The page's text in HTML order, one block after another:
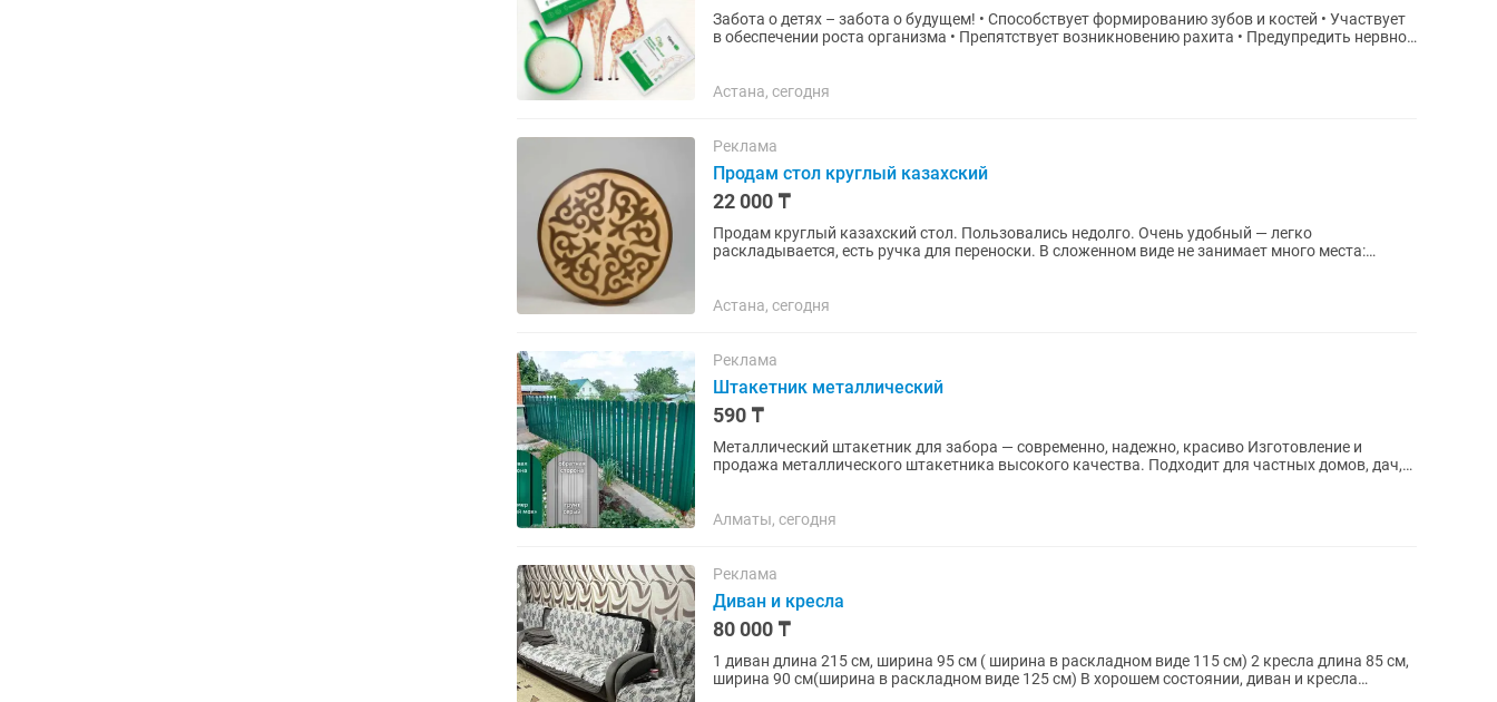
Забота о детях – забота о будущем! • Способствует формированию зубов и костей • Участвует
в обеспечении роста организма • Препятствует возникновению рахита • Предупредить нервно-
Астана, сегодня
Реклама
Продам стол круглый казахский
22 000 ₸
Продам круглый казахский стол. Пользовались недолго. Очень удобный — легко
раскладывается, есть ручка для переноски. В сложенном виде не занимает много места:
Астана, сегодня
Реклама
Штакетник металлический
590 ₸
Металлический штакетник для забора — современно, надежно, красиво Изготовление и
продажа металлического штакетника высокого качества. Подходит для частных домов, дач,
Алматы, сегодня
Реклама
Диван и кресла
80 000 ₸
1 диван длина 215 см, ширина 95 см ( ширина в раскладном виде 115 см) 2 кресла длина 85 см,
ширина 90 см(ширина в раскладном виде 125 см) В хорошем состоянии, диван и кресла